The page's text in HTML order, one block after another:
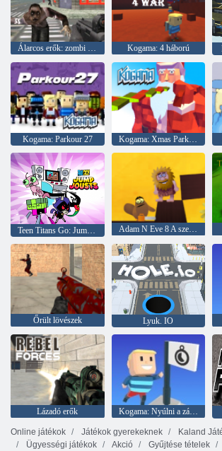
Álarcos erők: zombi túlélés Kogama: 4 háború
Kogama: Parkour 27 Kogama: Xmas Parkour
Adam N Eve 8 A szerelmi küldetés
Őrült lövészek Lyuk. IO
Lázadó erők Kogama: Nyúlni a zászlót
Online játékok
Játékok gyerekeknek
Kaland
Ügyességi játékok
Akció Gyűjtése tételek